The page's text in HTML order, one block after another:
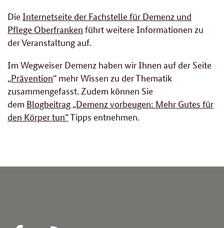
Die Internetseite der Fachstelle für Demenz und
Pflege Oberfranken führt weitere Informationen zu
der Veranstaltung auf.
Im Wegweiser Demenz haben wir Ihnen auf der Seite
Prävention“ mehr Wissen zu der Thematik
zusammengefasst. Zudem können Sie
dem Blogbeitrag „Demenz vorbeugen: Mehr Gutes für
den Körper tun“Tipps entnehmen.